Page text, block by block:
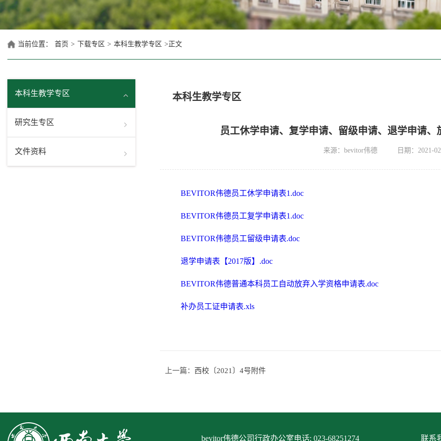
当前位置： 首页 > 下载专区 > 本科生教学专区 > 正文
本科生教学专区
研究生专区
文件资料
本科生教学专区
员工休学申请、复学申请、留级申请、退学申请
来源：bevitor伟德 日期：2021-
BEVITOR伟德员工休学申请表1.doc
BEVITOR伟德员工复学申请表1.doc
BEVITOR伟德员工留级申请表.doc
退学申请表【2017版】.doc
BEVITOR伟德普通本科员工自动放弃入学资格申请表.doc
补办员工证申请表.xls
上一篇： 西校〔2021〕4号附件
bevitor伟德公司行政办公室电话: 023-68251274 联系